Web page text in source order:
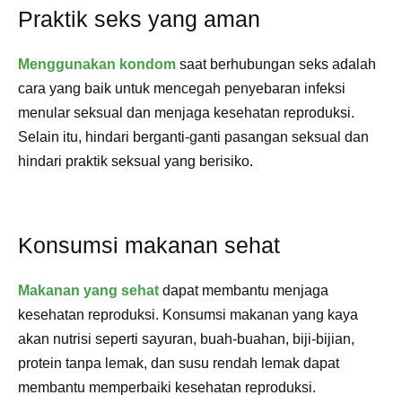
Praktik seks yang aman
Menggunakan kondom saat berhubungan seks adalah
cara yang baik untuk mencegah penyebaran infeksi
menular seksual dan menjaga kesehatan reproduksi.
Selain itu, hindari berganti-ganti pasangan seksual dan
hindari praktik seksual yang berisiko.
Konsumsi makanan sehat
Makanan yang sehat dapat membantu menjaga
kesehatan reproduksi. Konsumsi makanan yang kaya
akan nutrisi seperti sayuran, buah-buahan, biji-bijian,
protein tanpa lemak, dan susu rendah lemak dapat
membantu memperbaiki kesehatan reproduksi.